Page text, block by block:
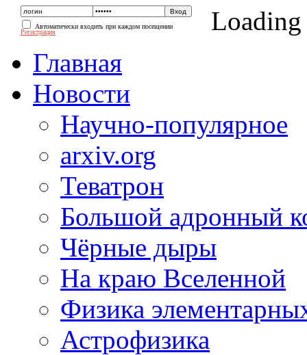
Автоматически входить при каждом посещении
Регистрация
Loading
Главная
Новости
Научно-популярное
arxiv.org
Теватрон
Большой адронный
Чёрные дыры
На краю Вселенной
Физика
Астрофизика